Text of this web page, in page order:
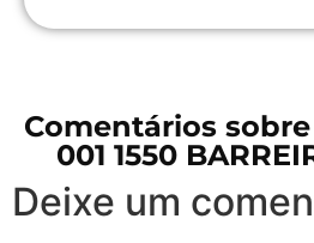
Comentários
001 1550
Deixe um